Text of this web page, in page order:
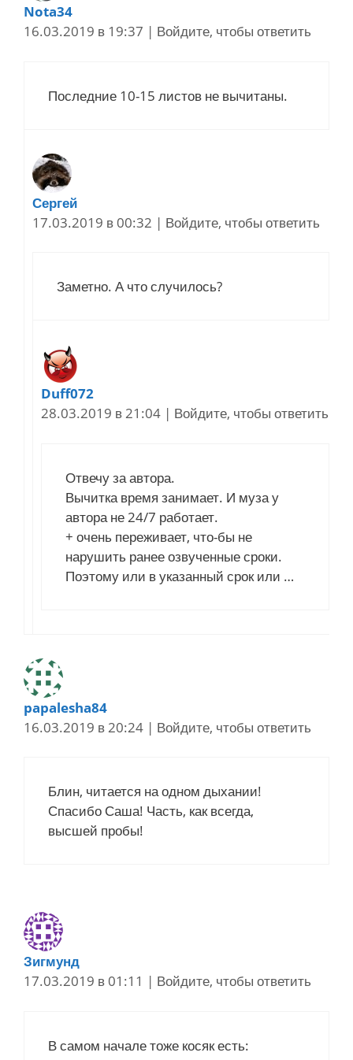
Nota34
16.03.2019 в 19:37 | Войдите, чтобы ответить
Последние 10-15 листов не вычитаны.
Сергей
17.03.2019 в 00:32 | Войдите, чтобы ответить
Заметно. А что случилось?
Duff072
28.03.2019 в 21:04 | Войдите, чтобы ответить
Отвечу за автора.
Вычитка время занимает. И муза у
автора не 24/7 работает.
+ очень переживает, что-бы не
нарушить ранее озвученные сроки.
Поэтому или в указанный срок или …
papalesha84
16.03.2019 в 20:24 | Войдите, чтобы ответить
Блин, читается на одном дыхании!
Спасибо Саша! Часть, как всегда,
высшей пробы!
Зигмунд
17.03.2019 в 01:11 | Войдите, чтобы ответить
В самом начале тоже косяк есть: